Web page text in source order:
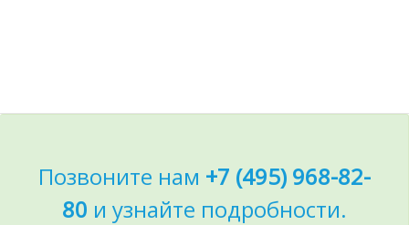
Позвоните нам +7 (495) 968-82-
80 и узнайте подробности.